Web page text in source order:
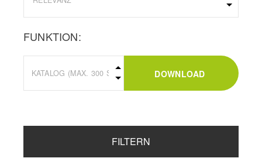
FUNKTION:
DOWNLOAD
FILTERN